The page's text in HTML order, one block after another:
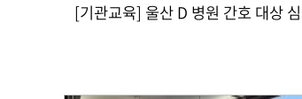
[기관교육] 울산 D 병원 간호 대상